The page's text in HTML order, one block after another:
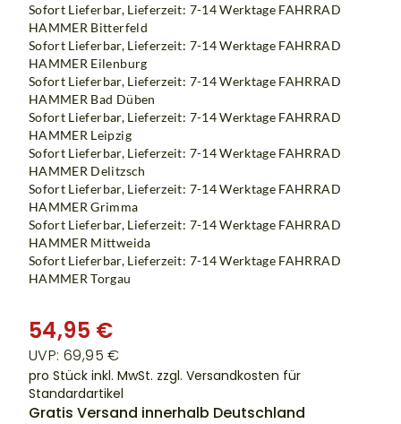
Sofort Lieferbar, Lieferzeit: 7-14 Werktage FAHRRAD
HAMMER Bitterfeld
Sofort Lieferbar, Lieferzeit: 7-14 Werktage FAHRRAD
HAMMER Eilenburg
Sofort Lieferbar, Lieferzeit: 7-14 Werktage FAHRRAD
HAMMER Bad Düben
Sofort Lieferbar, Lieferzeit: 7-14 Werktage FAHRRAD
HAMMER Leipzig
Sofort Lieferbar, Lieferzeit: 7-14 Werktage FAHRRAD
HAMMER Delitzsch
Sofort Lieferbar, Lieferzeit: 7-14 Werktage FAHRRAD
HAMMER Grimma
Sofort Lieferbar, Lieferzeit: 7-14 Werktage FAHRRAD
HAMMER Mittweida
Sofort Lieferbar, Lieferzeit: 7-14 Werktage FAHRRAD
HAMMER Torgau
54,95 €
UVP: 69,95 €
pro Stück inkl. MwSt. zzgl. Versandkosten für
Standardartikel
Gratis Versand innerhalb Deutschland